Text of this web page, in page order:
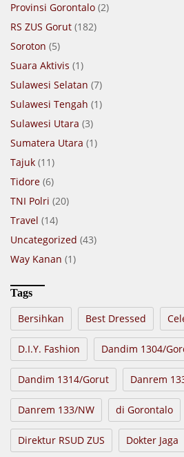
Provinsi Gorontalo (2)
RS ZUS Gorut (182)
Soroton (5)
Suara Aktivis (1)
Sulawesi Selatan (7)
Sulawesi Tengah (1)
Sulawesi Utara (3)
Sumatera Utara (1)
Tajuk (11)
Tidore (6)
TNI Polri (20)
Travel (14)
Uncategorized (43)
Way Kanan (1)
Tags
Bersihkan Best Dressed
D.I.Y. Fashion Dandim 1304/
Dandim 1314/Gorut Danrem
Danrem 133/NW di Gorontalo
Direktur RSUD ZUS Dokter Jaga